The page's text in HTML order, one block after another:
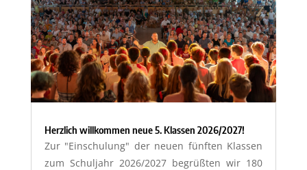
Herzlich willkommen neue 5. Klassen 2026/2027!
Zur "Einschulung" der neuen fünften Klassen
zum Schuljahr 2026/2027 begrüßten wir 180